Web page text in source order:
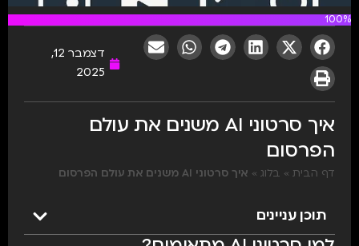
100%
דצמבר 12,
2025
איך סרטוני AI משנים את עולם
הפרסום
דף הבית » בלוג » איך סרטוני AI משנים את עולם הפרסום
תוכן עניינים